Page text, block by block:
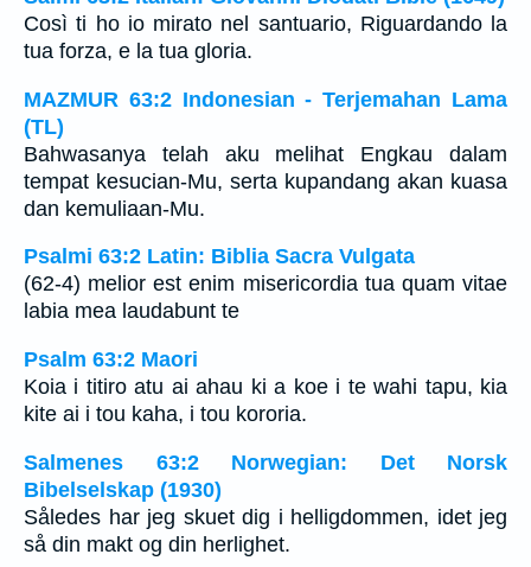
Così ti ho io mirato nel santuario, Riguardando la
tua forza, e la tua gloria.
MAZMUR 63:2 Indonesian - Terjemahan Lama
(TL)
Bahwasanya telah aku melihat Engkau dalam
tempat kesucian-Mu, serta kupandang akan kuasa
dan kemuliaan-Mu.
Psalmi 63:2 Latin: Biblia Sacra Vulgata
(62-4) melior est enim misericordia tua quam vitae
labia mea laudabunt te
Psalm 63:2 Maori
Koia i titiro atu ai ahau ki a koe i te wahi tapu, kia
kite ai i tou kaha, i tou kororia.
Salmenes 63:2 Norwegian: Det Norsk
Bibelselskap (1930)
Således har jeg skuet dig i helligdommen, idet jeg
så din makt og din herlighet.